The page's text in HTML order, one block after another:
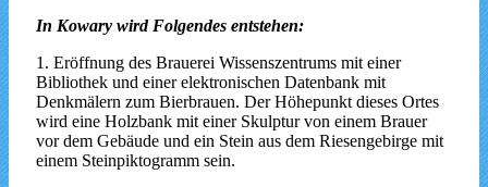
In Kowary wird Folgendes entstehen:
1. Eröffnung des Brauerei Wissenszentrums mit einer
Bibliothek und einer elektronischen Datenbank mit
Denkmälern zum Bierbrauen. Der Höhepunkt dieses Ortes
wird eine Holzbank mit einer Skulptur von einem Brauer
vor dem Gebäude und ein Stein aus dem Riesengebirge mit
einem Steinpiktogramm sein.